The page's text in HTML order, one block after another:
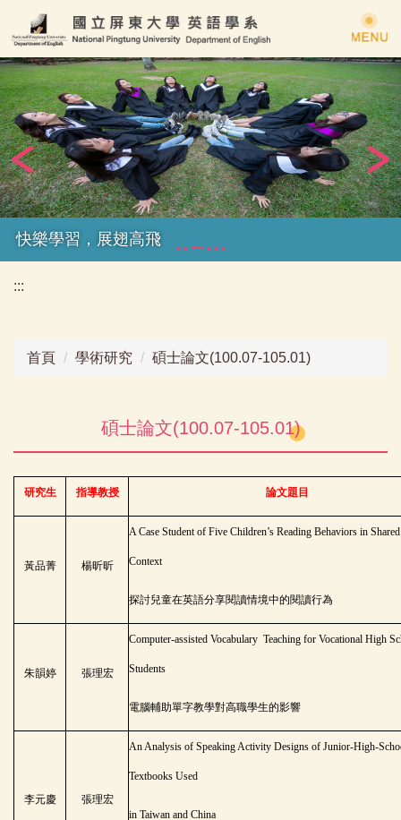
到
主
要
內
容
區
快樂學習，展翅高飛
:::
首頁 學術研究 碩士論文(100.07-105.01)
碩士論文(100.07-105.01)
研究生 指導教授 論文題目
黃品菁 楊昕昕
A Case Student of Five Children’s Reading Behaviors in
Context
探討兒童在英語分享閱讀情境中的閱讀行為
朱韻婷 張理宏
Computer-assisted Vocabulary Teaching for Vocational High
Students
電腦輔助單字教學對高職學生的影響
李元慶 張理宏
An Analysis of Speaking Activity Designs of Junior-High-
Textbooks Used
in Taiwan and China